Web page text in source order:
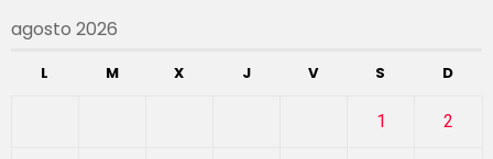
agosto 2026
L M X J V S D
1 2